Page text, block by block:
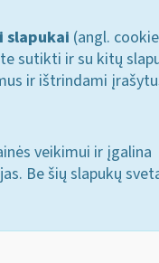
slapukai (angl.
sutikti ir su kitų
ir ištrindami
veikimui ir įgalina
Be šių slapukų